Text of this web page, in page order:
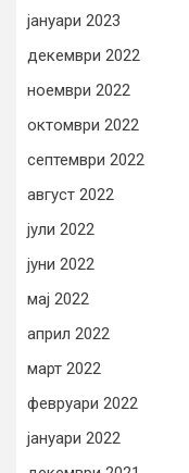
јануари 2023
декември 2022
ноември 2022
октомври 2022
септември 2022
август 2022
јули 2022
јуни 2022
мај 2022
април 2022
март 2022
февруари 2022
јануари 2022